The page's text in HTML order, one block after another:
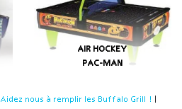
AIR HOCKEY
PAC-MAN
Aidez nous à remplir les Buffalo Grill !